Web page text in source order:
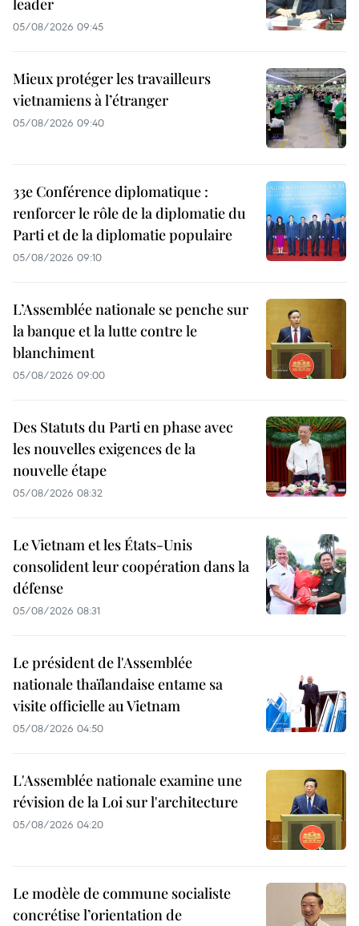
leader
05/08/2026 09:45
Mieux protéger les travailleurs
vietnamiens à l’étranger
05/08/2026 09:40
33e Conférence diplomatique :
renforcer le rôle de la diplomatie du
Parti et de la diplomatie populaire
05/08/2026 09:10
L’Assemblée nationale se penche sur
la banque et la lutte contre le
blanchiment
05/08/2026 09:00
Des Statuts du Parti en phase avec
les nouvelles exigences de la
nouvelle étape
05/08/2026 08:32
Le Vietnam et les États-Unis
consolident leur coopération dans la
défense
05/08/2026 08:31
Le président de l'Assemblée
nationale thaïlandaise entame sa
visite officielle au Vietnam
05/08/2026 04:50
L'Assemblée nationale examine une
révision de la Loi sur l'architecture
05/08/2026 04:20
Le modèle de commune socialiste
concrétise l’orientation de